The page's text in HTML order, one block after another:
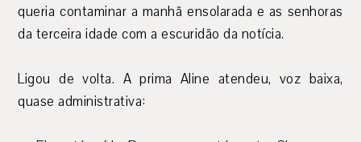
queria contaminar a manhã ensolarada e as senhoras
da terceira idade com a escuridão da notícia.
Ligou de volta. A prima Aline atendeu, voz baixa,
quase administrativa: